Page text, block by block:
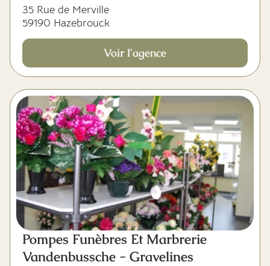
35 Rue de Merville
59190 Hazebrouck
Voir l'agence
Pompes Funèbres Et Marbrerie
Vandenbussche - Gravelines